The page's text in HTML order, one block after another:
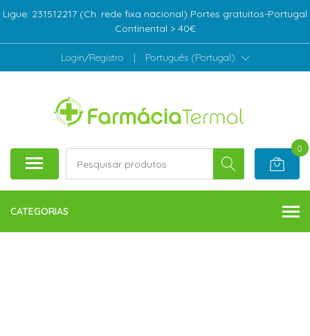
Ligue: 231512217 (Ch. rede fixa nacional) Portes gratuitos-Portugal
Continental > 40€
Login/Registro | Português (Portugal)
0
CATEGORIAS